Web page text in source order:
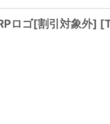
ロゴ[割引対象外] [